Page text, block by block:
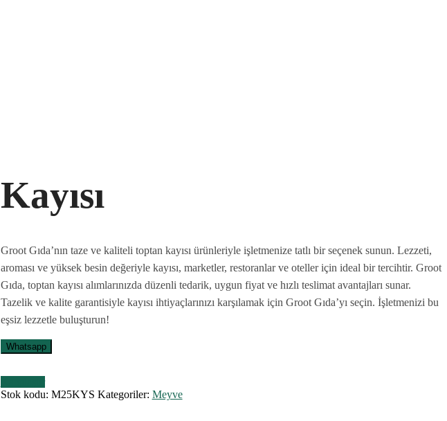
Kayısı
Groot Gıda’nın taze ve kaliteli toptan kayısı ürünleriyle işletmenize tatlı bir seçenek sunun. Lezzeti,
aroması ve yüksek besin değeriyle kayısı, marketler, restoranlar ve oteller için ideal bir tercihtir. Groot
Gıda, toptan kayısı alımlarınızda düzenli tedarik, uygun fiyat ve hızlı teslimat avantajları sunar.
Tazelik ve kalite garantisiyle kayısı ihtiyaçlarınızı karşılamak için Groot Gıda’yı seçin. İşletmenizi bu
eşsiz lezzetle buluşturun!
Whatsapp
Stok kodu: M25KYS Kategoriler: Meyve